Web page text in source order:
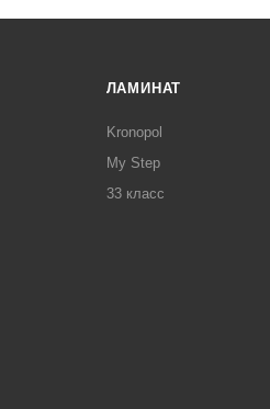
ЛАМИНАТ
Kronopol
My Step
33 класс